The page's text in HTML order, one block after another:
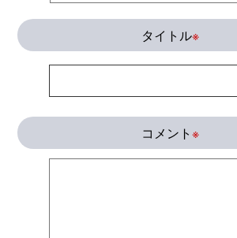
タイトル※
コメント※